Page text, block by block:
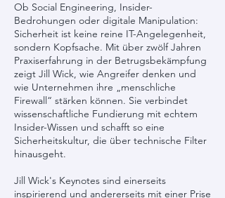
​Ob Social Engineering, Insider-
Bedrohungen oder digitale Manipulation:
Sicherheit ist keine reine IT-Angelegenheit,
sondern Kopfsache. Mit über zwölf Jahren
Praxiserfahrung in der Betrugsbekämpfung
zeigt Jill Wick, wie Angreifer denken und
wie Unternehmen ihre „menschliche
Firewall“ stärken können. Sie verbindet
wissenschaftliche Fundierung mit echtem
Insider-Wissen und schafft so eine
Sicherheitskultur, die über technische Filter
hinausgeht.
Jill Wick's Keynotes sind einerseits
inspirierend und andererseits mit einer Prise